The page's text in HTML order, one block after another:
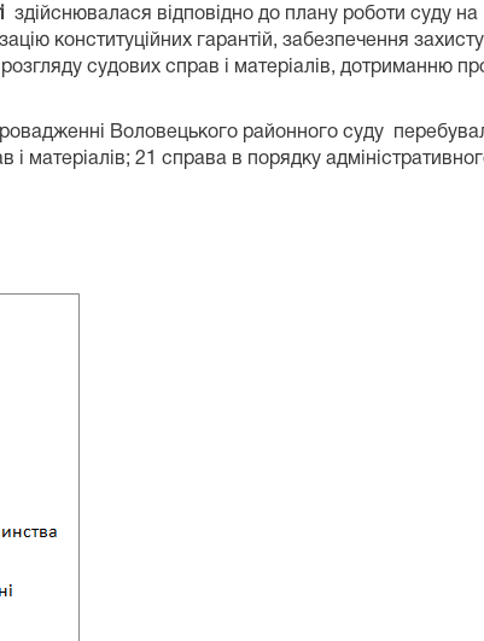
здійснювалася відповідно до плану роботи суду на
конституційних гарантій, забезпечення
судових справ і матеріалів, дотриманню
Воловецького районного суду
і матеріалів; 21 справа в порядку